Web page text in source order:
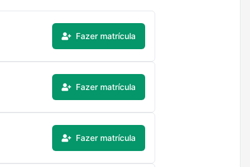
Fazer matrícula
Fazer matrícula
Fazer matrícula